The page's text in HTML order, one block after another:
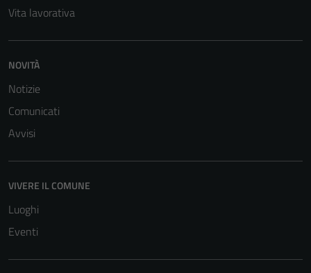
Vita lavorativa
NOVITÀ
Notizie
Comunicati
Avvisi
VIVERE IL COMUNE
Luoghi
Eventi